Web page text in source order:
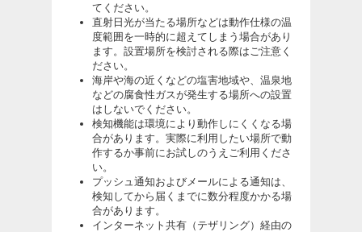
てください。
直射日光が当たる場所などは動作仕様の温
度範囲を一時的に超えてしまう場合があり
ます。設置場所を検討される際はご注意く
ださい。
海岸や海の近くなどの塩害地域や、温泉地
などの腐食性ガスが発生する場所への設置
はしないでください。
検知機能は環境により動作しにくくなる場
合があります。実際に利用したい場所で動
作するか事前にお試しのうえご利用くださ
い。
プッシュ通知およびメールによる通知は、
検知してから届くまでに数分程度かかる場
合があります。
インターネット共有（テザリング）経由の